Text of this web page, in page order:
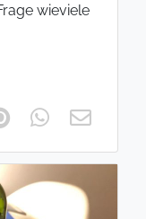
wieviele